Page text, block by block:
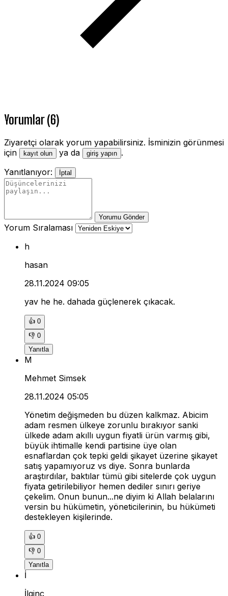
Yorumlar (6)
Ziyaretçi olarak yorum yapabilirsiniz. İsminizin görünmesi
için
kayıt olun ya da giriş yapın .
Yanıtlanıyor:
İptal
Yorumu Gönder
Yorum Sıralaması
h
hasan
28.11.2024 09:05
yav he he. dahada güçlenerek çıkacak.
👍 0
👎 0
Yanıtla
M
Mehmet Simsek
28.11.2024 05:05
Yönetim değişmeden bu düzen kalkmaz. Abicim
adam resmen ülkeye zorunlu bırakıyor sanki
ülkede adam akıllı uygun fiyatli ürün varmış gibi,
büyük ihtimalle kendi partisine üye olan
esnaflardan çok tepki geldi şikayet üzerine şikayet
satış yapamıyoruz vs diye. Sonra bunlarda
araştırdılar, baktılar tümü gibi sitelerde çok uygun
fiyata getirilebiliyor hemen dediler sınırı geriye
çekelim. Onun bunun...ne diyim ki Allah belalarını
versin bu hükümetin, yöneticilerinin, bu hükümeti
destekleyen kişilerinde.
👍 0
👎 0
Yanıtla
İ
İlginç